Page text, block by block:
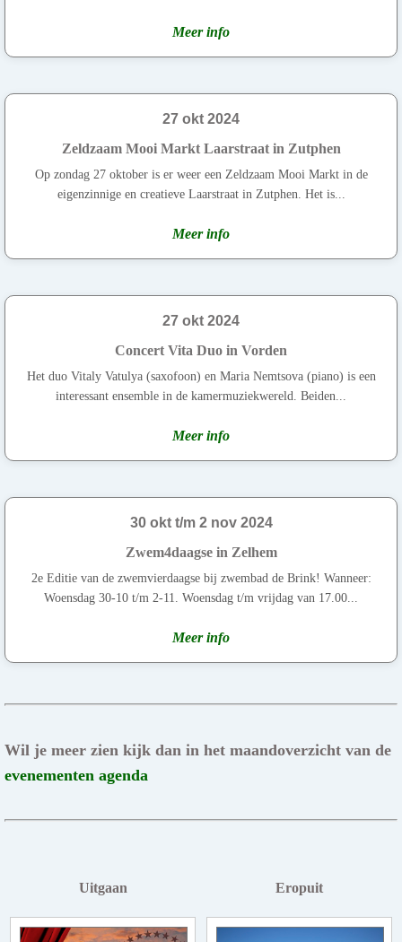
Meer info
27 okt 2024
Zeldzaam Mooi Markt Laarstraat in Zutphen
Op zondag 27 oktober is er weer een Zeldzaam Mooi Markt in de
eigenzinnige en creatieve Laarstraat in Zutphen. Het is...
Meer info
27 okt 2024
Concert Vita Duo in Vorden
Het duo Vitaly Vatulya (saxofoon) en Maria Nemtsova (piano) is een
interessant ensemble in de kamermuziekwereld. Beiden...
Meer info
30 okt t/m 2 nov 2024
Zwem4daagse in Zelhem
2e Editie van de zwemvierdaagse bij zwembad de Brink! Wanneer:
Woensdag 30-10 t/m 2-11. Woensdag t/m vrijdag van 17.00...
Meer info
Wil je meer zien kijk dan in het maandoverzicht van de
evenementen agenda
Uitgaan Eropuit